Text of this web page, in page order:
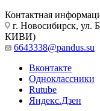
Контактная
г. Новосибирск, ул.
КИВИ)
6643338@pandus.su
Вконтакте
Одноклассники
Rutube
Яндекс.Дзен